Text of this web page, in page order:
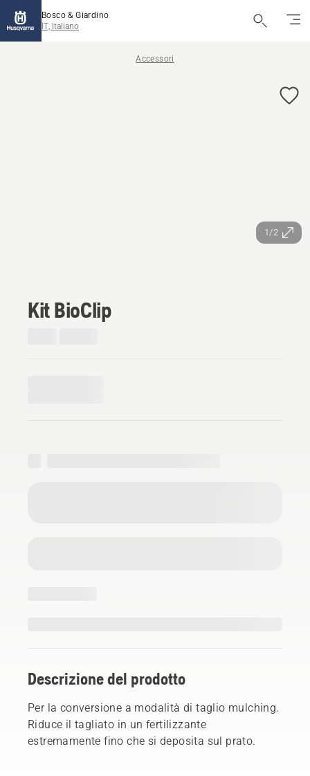
Bosco & Giardino
IT, Italiano
Accessori
1/2
Kit BioClip
Descrizione del prodotto
Per la conversione a modalità di taglio mulching.
Riduce il tagliato in un fertilizzante
estremamente fino che si deposita sul prato.